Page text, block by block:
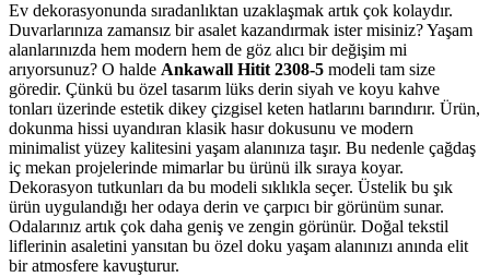
Ev dekorasyonunda sıradanlıktan uzaklaşmak artık çok kolaydır.
Duvarlarınıza zamansız bir asalet kazandırmak ister misiniz? Yaşam
alanlarınızda hem modern hem de göz alıcı bir değişim mi
arıyorsunuz? O halde Ankawall Hitit 2308-5 modeli tam size
göredir. Çünkü bu özel tasarım lüks derin siyah ve koyu kahve
tonları üzerinde estetik dikey çizgisel keten hatlarını barındırır. Ürün,
dokunma hissi uyandıran klasik hasır dokusunu ve modern
minimalist yüzey kalitesini yaşam alanınıza taşır. Bu nedenle çağdaş
iç mekan projelerinde mimarlar bu ürünü ilk sıraya koyar.
Dekorasyon tutkunları da bu modeli sıklıkla seçer. Üstelik bu şık
ürün uygulandığı her odaya derin ve çarpıcı bir görünüm sunar.
Odalarınız artık çok daha geniş ve zengin görünür. Doğal tekstil
liflerinin asaletini yansıtan bu özel doku yaşam alanınızı anında elit
bir atmosfere kavuşturur.